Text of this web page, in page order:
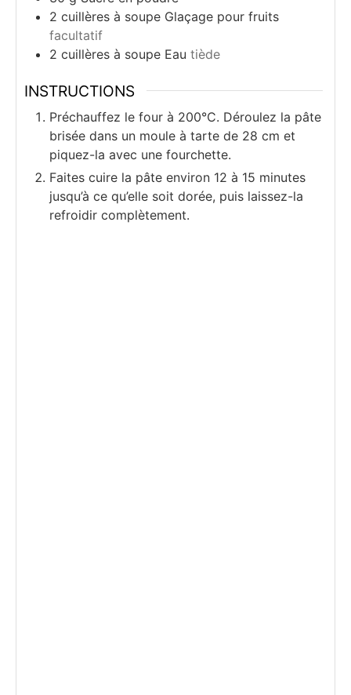
2 cuillères à soupe Glaçage pour fruits
facultatif
2 cuillères à soupe Eau tiède
INSTRUCTIONS
Préchauffez le four à 200°C. Déroulez la pâte
brisée dans un moule à tarte de 28 cm et
piquez-la avec une fourchette.
Faites cuire la pâte environ 12 à 15 minutes
jusqu’à ce qu’elle soit dorée, puis laissez-la
refroidir complètement.